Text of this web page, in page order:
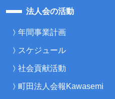
法人会の活動
年間事業計画
スケジュール
社会貢献活動
町田法人会報Kawasemi